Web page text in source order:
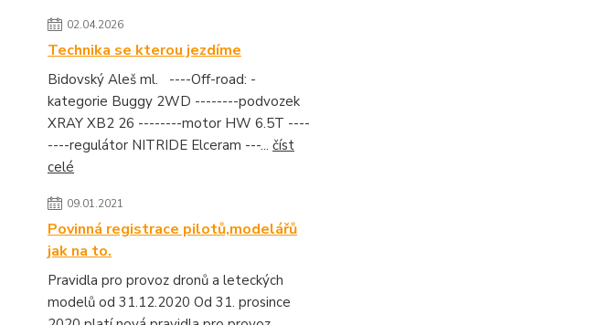
02.04.2026
Technika se kterou jezdíme
Bidovský Aleš ml. ----Off-road: -
kategorie Buggy 2WD --------podvozek
XRAY XB2 26 --------motor HW 6.5T ----
----regulátor NITRIDE Elceram ---... číst
celé
09.01.2021
Povinná registrace pilotů,modelářů
jak na to.
Pravidla pro provoz dronů a leteckých
modelů od 31.12.2020 Od 31. prosince